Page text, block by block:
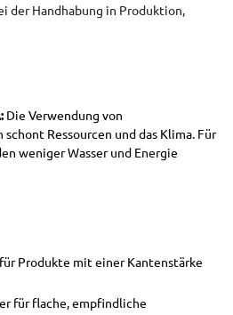
der Handhabung in Produktion,
Die Verwendung von
Ressourcen und das Klima. Für
weniger Wasser und Energie
Produkte mit einer Kantenstärke
für flache, empfindliche